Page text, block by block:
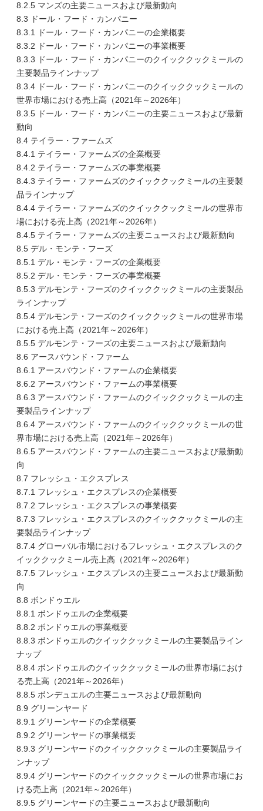
8.2.5 マンズの主要ニュースおよび最新動向
8.3 ドール・フード・カンパニー
8.3.1 ドール・フード・カンパニーの企業概要
8.3.2 ドール・フード・カンパニーの事業概要
8.3.3 ドール・フード・カンパニーのクイッククックミールの
主要製品ラインナップ
8.3.4 ドール・フード・カンパニーのクイッククックミールの
世界市場における売上高（2021年～2026年）
8.3.5 ドール・フード・カンパニーの主要ニュースおよび最新
動向
8.4 テイラー・ファームズ
8.4.1 テイラー・ファームズの企業概要
8.4.2 テイラー・ファームズの事業概要
8.4.3 テイラー・ファームズのクイッククックミールの主要製
品ラインナップ
8.4.4 テイラー・ファームズのクイッククックミールの世界市
場における売上高（2021年～2026年）
8.4.5 テイラー・ファームズの主要ニュースおよび最新動向
8.5 デル・モンテ・フーズ
8.5.1 デル・モンテ・フーズの企業概要
8.5.2 デル・モンテ・フーズの事業概要
8.5.3 デルモンテ・フーズのクイッククックミールの主要製品
ラインナップ
8.5.4 デルモンテ・フーズのクイッククックミールの世界市場
における売上高（2021年～2026年）
8.5.5 デルモンテ・フーズの主要ニュースおよび最新動向
8.6 アースバウンド・ファーム
8.6.1 アースバウンド・ファームの企業概要
8.6.2 アースバウンド・ファームの事業概要
8.6.3 アースバウンド・ファームのクイッククックミールの主
要製品ラインナップ
8.6.4 アースバウンド・ファームのクイッククックミールの世
界市場における売上高（2021年～2026年）
8.6.5 アースバウンド・ファームの主要ニュースおよび最新動
向
8.7 フレッシュ・エクスプレス
8.7.1 フレッシュ・エクスプレスの企業概要
8.7.2 フレッシュ・エクスプレスの事業概要
8.7.3 フレッシュ・エクスプレスのクイッククックミールの主
要製品ラインナップ
8.7.4 グローバル市場におけるフレッシュ・エクスプレスのク
イッククックミール売上高（2021年～2026年）
8.7.5 フレッシュ・エクスプレスの主要ニュースおよび最新動
向
8.8 ボンドゥエル
8.8.1 ボンドゥエルの企業概要
8.8.2 ボンドゥエルの事業概要
8.8.3 ボンドゥエルのクイッククックミールの主要製品ライン
ナップ
8.8.4 ボンドゥエルのクイッククックミールの世界市場におけ
る売上高（2021年～2026年）
8.8.5 ボンデュエルの主要ニュースおよび最新動向
8.9 グリーンヤード
8.9.1 グリーンヤードの企業概要
8.9.2 グリーンヤードの事業概要
8.9.3 グリーンヤードのクイッククックミールの主要製品ライ
ンナップ
8.9.4 グリーンヤードのクイッククックミールの世界市場にお
ける売上高（2021年～2026年）
8.9.5 グリーンヤードの主要ニュースおよび最新動向